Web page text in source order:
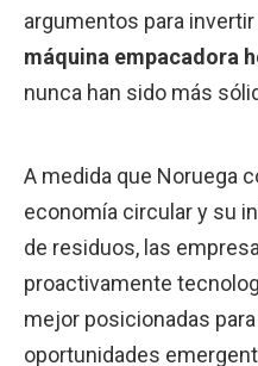
argumentos para
máquina empacadora
nunca han sido más
A medida que Noruega
economía circular y su
de residuos, las
proactivamente
mejor posicionadas
oportunidades